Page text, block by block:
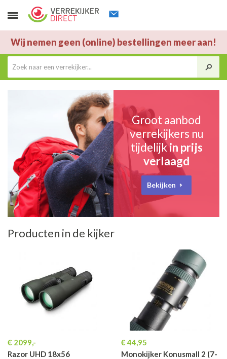
Wij nemen geen (online) bestellingen meer aan!
Groot aanbod
verrekijkers nu
tijdelijkin prijs
verlaagd
Bekijken
Producten in de kijker
€ 2099,-
Razor UHD 18x56
€ 44,95
Monokijker Konusmall 2 (7-